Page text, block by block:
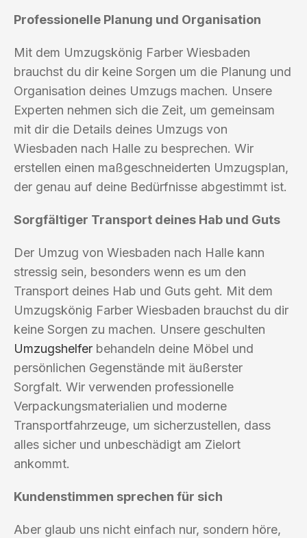
Professionelle Planung und Organisation
Mit dem Umzugskönig Farber Wiesbaden
brauchst du dir keine Sorgen um die Planung und
Organisation deines Umzugs machen. Unsere
Experten nehmen sich die Zeit, um gemeinsam
mit dir die Details deines Umzugs von
Wiesbaden nach Halle zu besprechen. Wir
erstellen einen maßgeschneiderten Umzugsplan,
der genau auf deine Bedürfnisse abgestimmt ist.
Sorgfältiger Transport deines Hab und Guts
Der Umzug von Wiesbaden nach Halle kann
stressig sein, besonders wenn es um den
Transport deines Hab und Guts geht. Mit dem
Umzugskönig Farber Wiesbaden brauchst du dir
keine Sorgen zu machen. Unsere geschulten
Umzugshelfer behandeln deine Möbel und
persönlichen Gegenstände mit äußerster
Sorgfalt. Wir verwenden professionelle
Verpackungsmaterialien und moderne
Transportfahrzeuge, um sicherzustellen, dass
alles sicher und unbeschädigt am Zielort
ankommt.
Kundenstimmen sprechen für sich
Aber glaub uns nicht einfach nur, sondern höre,